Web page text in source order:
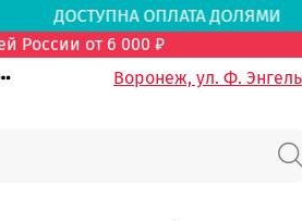
ДОСТУПНА ОПЛАТА
России от 6 000 ₽
Воронеж, ул. Ф.